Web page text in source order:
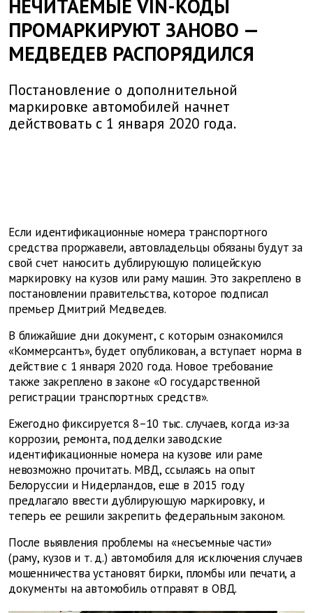
НЕЧИТАЕМЫЕ VIN-КОДЫ
ПРОМАРКИРУЮТ ЗАНОВО —
МЕДВЕДЕВ РАСПОРЯДИЛСЯ
Постановление о дополнительной
маркировке автомобилей начнет
действовать с 1 января 2020 года.
Если идентификационные номера транспортного
средства проржавели, автовладельцы обязаны будут за
свой счет наносить дублирующую полицейскую
маркировку на кузов или раму машин. Это закреплено в
постановлении правительства, которое подписал
премьер Дмитрий Медведев.
В ближайшие дни документ, с которым ознакомился
«Коммерсантъ», будет опубликован, а вступает норма в
действие с 1 января 2020 года. Новое требование
также закреплено в законе «О государственной
регистрации транспортных средств».
Ежегодно фиксируется 8–10 тыс. случаев, когда из-за
коррозии, ремонта, подделки заводские
идентификационные номера на кузове или раме
невозможно прочитать. МВД, ссылаясь на опыт
Белоруссии и Нидерландов, еще в 2015 году
предлагало ввести дублирующую маркировку, и
теперь ее решили закрепить федеральным законом.
После выявления проблемы на «несъемные части»
(раму, кузов и т. д.) автомобиля для исключения случаев
мошенничества установят бирки, пломбы или печати, а
документы на автомобиль отправят в ОВД.